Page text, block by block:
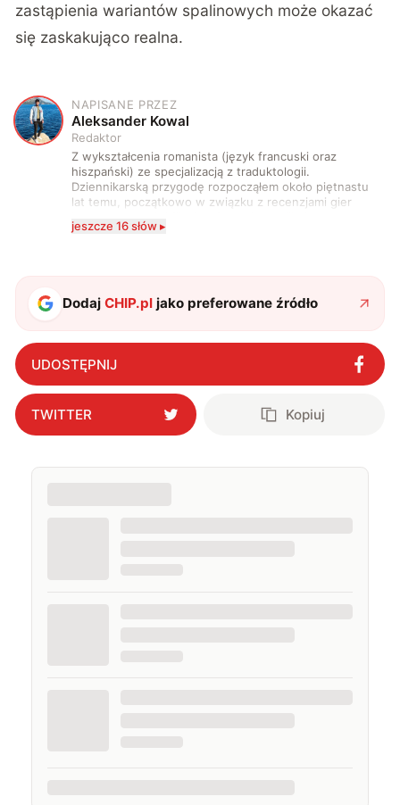
zastąpienia wariantów spalinowych może okazać
się zaskakująco realna.
A
NAPISANE PRZEZ
Aleksander Kowal
Redaktor
Z wykształcenia romanista (język francuski oraz
hiszpański) ze specjalizacją z traduktologii.
Dziennikarską przygodę rozpocząłem około piętnastu
lat temu, początkowo w związku z recenzjami gier
komputerowych i filmów. Obecnie publikuję
zdecydowanie częściej na tematy związane z nauką
także uprawiać oraz oglądać sport.
jeszcze 16 słów ▸
DodajCHIP.pl jako preferowane źródło
UDOSTĘPNIJ
TWITTER Kopiuj